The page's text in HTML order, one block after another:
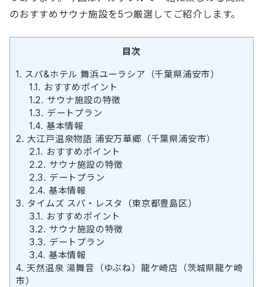
のおすすめサウナ施設を5つ厳選してご紹介します。
目次
1. スパ&ホテル 舞浜ユーラシア（千葉県浦安市）
1.1. おすすめポイント
1.2. サウナ施設の特徴
1.3. デートプラン
1.4. 基本情報
2. 大江戸温泉物語 浦安万華郷（千葉県浦安市）
2.1. おすすめポイント
2.2. サウナ施設の特徴
2.3. デートプラン
2.4. 基本情報
3. タイムズ スパ・レスタ（東京都豊島区）
3.1. おすすめポイント
3.2. サウナ施設の特徴
3.3. デートプラン
3.4. 基本情報
4. 天然温泉 湯舞音（ゆぶね）龍ケ崎店（茨城県龍ケ崎
市）